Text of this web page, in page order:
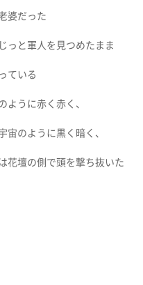
婆だった
っと軍人を見つめたまま
ている
ように赤く赤く、
宙のように黒く暗く、
花壇の側で頭を撃ち抜いた